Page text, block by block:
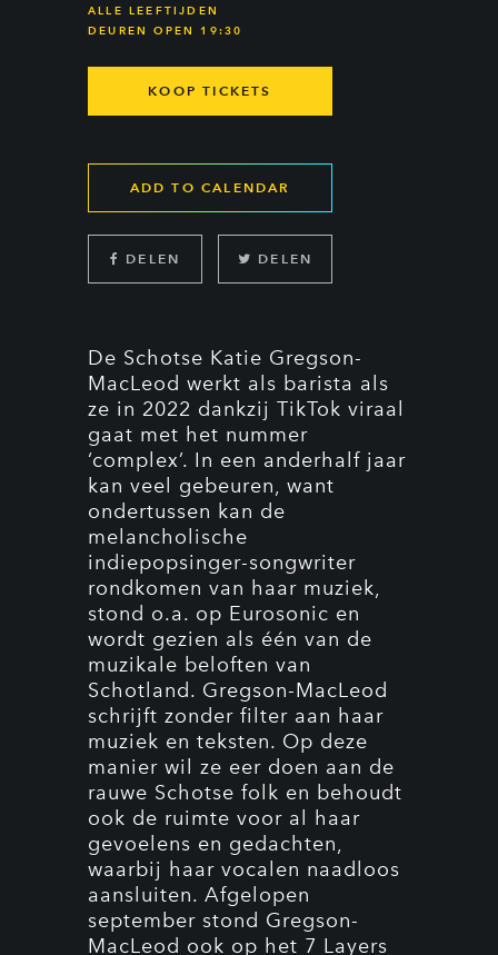
ALLE LEEFTIJDEN
DEUREN OPEN 19:30
KOOP TICKETS
ADD TO CALENDAR
DELEN DELEN
De Schotse Katie Gregson-
MacLeod werkt als barista als
ze in 2022 dankzij TikTok viraal
gaat met het nummer
‘complex’. In een anderhalf jaar
kan veel gebeuren, want
ondertussen kan de
melancholische
indiepopsinger-songwriter
rondkomen van haar muziek,
stond o.a. op Eurosonic en
wordt gezien als één van de
muzikale beloften van
Schotland. Gregson-MacLeod
schrijft zonder filter aan haar
muziek en teksten. Op deze
manier wil ze eer doen aan de
rauwe Schotse folk en behoudt
ook de ruimte voor al haar
gevoelens en gedachten,
waarbij haar vocalen naadloos
aansluiten. Afgelopen
september stond Gregson-
MacLeod ook op het 7 Layers